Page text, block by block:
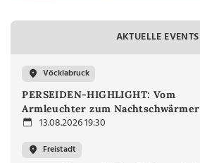
AKTUELLE EVENTS
Vöcklabruck
PERSEIDEN-HIGHLIGHT: Vom
Armleuchter zum Nachtschwärmer
13.08.2026 19:30
Freistadt